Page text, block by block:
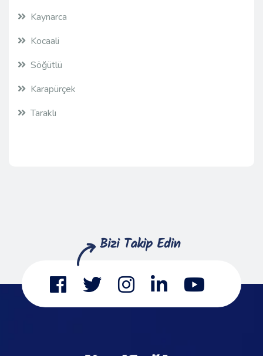
Kaynarca
Kocaali
Söğütlü
Karapürçek
Taraklı